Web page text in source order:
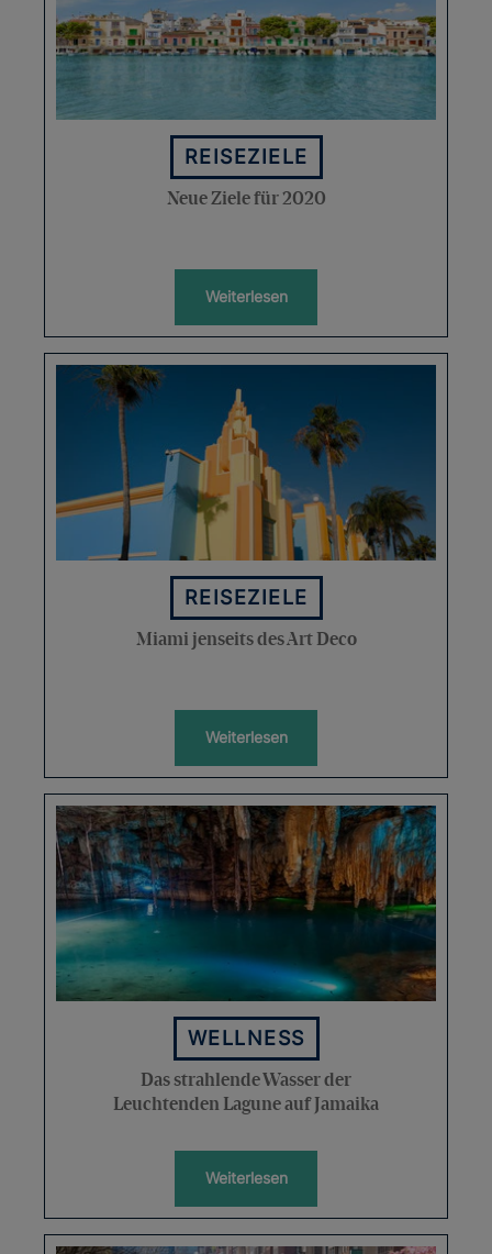
REISEZIELE
Neue Ziele für 2020
Weiterlesen
REISEZIELE
Miami jenseits des Art Deco
Weiterlesen
WELLNESS
Das strahlende Wasser der
Leuchtenden Lagune auf Jamaika
Weiterlesen